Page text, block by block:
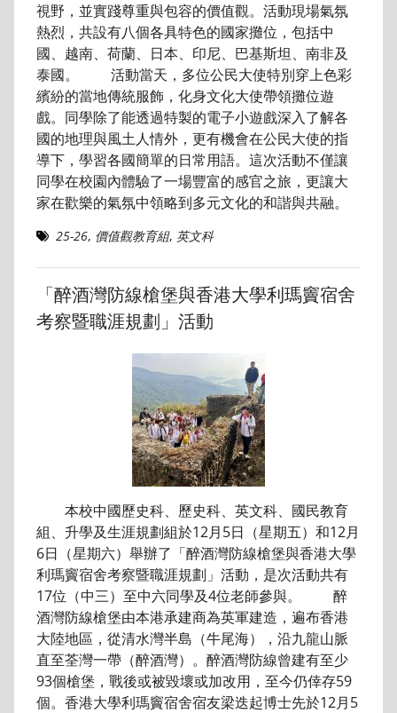
視野，並實踐尊重與包容的價值觀。活動現場氣氛
熱烈，共設有八個各具特色的國家攤位，包括中
國、越南、荷蘭、日本、印尼、巴基斯坦、南非及
泰國。 活動當天，多位公民大使特別穿上色彩
繽紛的當地傳統服飾，化身文化大使帶領攤位遊
戲。同學除了能透過特製的電子小遊戲深入了解各
國的地理與風土人情外，更有機會在公民大使的指
導下，學習各國簡單的日常用語。這次活動不僅讓
同學在校園內體驗了一場豐富的感官之旅，更讓大
家在歡樂的氣氛中領略到多元文化的和諧與共融。
25-26, 價值觀教育組, 英文科
「醉酒灣防線槍堡與香港大學利瑪竇宿舍
考察暨職涯規劃」活動
本校中國歷史科、歷史科、英文科、國民教育
組、升學及生涯規劃組於12月5日（星期五）和12月
6日（星期六）舉辦了「醉酒灣防線槍堡與香港大學
利瑪竇宿舍考察暨職涯規劃」活動，是次活動共有
17位（中三）至中六同學及4位老師參與。 醉
酒灣防線槍堡由本港承建商為英軍建造，遍布香港
大陸地區，從清水灣半島（牛尾海），沿九龍山脈
直至荃灣一帶（醉酒灣）。醉酒灣防線曾建有至少
93個槍堡，戰後或被毀壞或加改用，至今仍倖存59
個。香港大學利瑪竇宿舍宿友梁迭起博士先於12月5